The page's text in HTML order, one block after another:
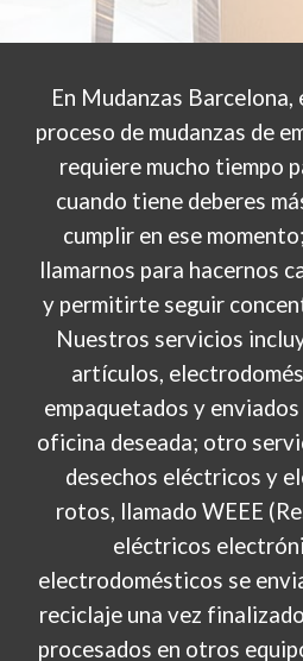
En Mudanzas Barcelona,
proceso de mudanzas de
requiere mucho tiempo
cuando tiene deberes
cumplir en ese
llamarnos para hacernos
y permitirte seguir
Nuestros servicios
artículos,
empaquetados y
oficina deseada; otro
desechos eléctricos y
rotos, llamado WEEE
eléctricos
electrodomésticos se
reciclaje una vez
procesados en otros